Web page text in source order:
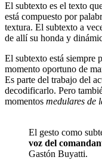
El subtexto es el texto
está compuesto por
textura. El subtexto a
de allí su honda y
El subtexto está siempre
momento oportuno de
Es parte del trabajo del
decodificarlo. Pero
momentos medulares de
El gesto como
voz del
Gastón Buyatti.